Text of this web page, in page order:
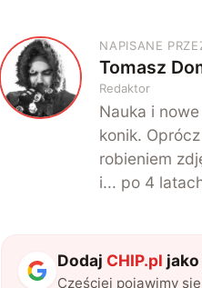
T
NAPISANE
Tomasz
Redaktor
Nauka i
konik.
robieniem
i... po 4
Dodaj CHIP.pl
Częściej pojawimy